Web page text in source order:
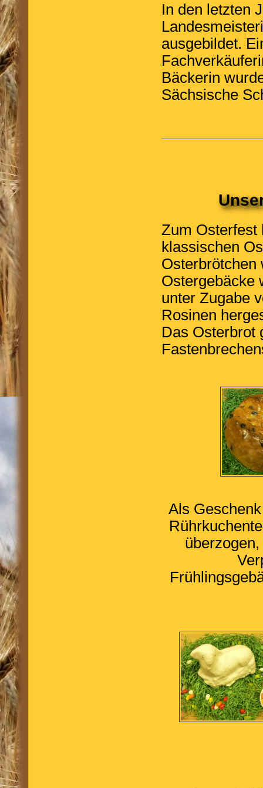
In den letzten
ausgebildet.
Bäckerin
Sächsische
Zum Osterfest
klassischen
Osterbrötchen
Ostergebäcke
unter Zugabe
Rosinen
Das Osterbrot
Als